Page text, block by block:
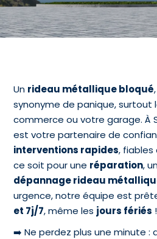
Un rideau métallique bloqué
synonyme de panique, surtout
commerce ou votre garage. À
est votre partenaire de
interventions rapides,
ce soit pour une réparation,
dépannage rideau
urgence, notre équipe est
et 7j/7, même les jours fériés !
➡️ Ne perdez plus une minute :